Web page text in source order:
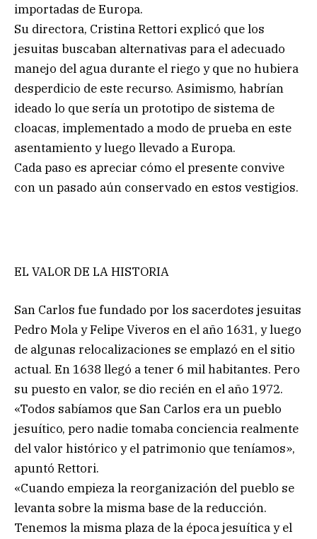
importadas de Europa.
Su directora, Cristina Rettori explicó que los
jesuitas buscaban alternativas para el adecuado
manejo del agua durante el riego y que no hubiera
desperdicio de este recurso. Asimismo, habrían
ideado lo que sería un prototipo de sistema de
cloacas, implementado a modo de prueba en este
asentamiento y luego llevado a Europa.
Cada paso es apreciar cómo el presente convive
con un pasado aún conservado en estos vestigios.
EL VALOR DE LA HISTORIA
San Carlos fue fundado por los sacerdotes jesuitas
Pedro Mola y Felipe Viveros en el año 1631, y luego
de algunas relocalizaciones se emplazó en el sitio
actual. En 1638 llegó a tener 6 mil habitantes. Pero
su puesto en valor, se dio recién en el año 1972.
«Todos sabíamos que San Carlos era un pueblo
jesuítico, pero nadie tomaba conciencia realmente
del valor histórico y el patrimonio que teníamos»,
apuntó Rettori.
«Cuando empieza la reorganización del pueblo se
levanta sobre la misma base de la reducción.
Tenemos la misma plaza de la época jesuítica y el